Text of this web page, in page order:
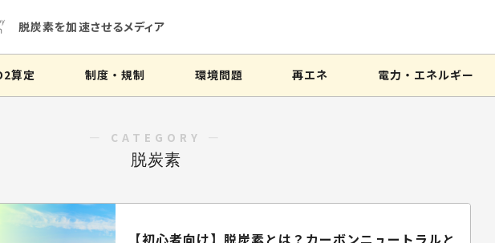
脱炭素を加速させるメディア
算定 制度・規制 環境問題 再エネ 電力・エネルギー
― CATEGORY ―
脱炭素
【初心者向け】脱炭素とは？カーボンニュートラルと